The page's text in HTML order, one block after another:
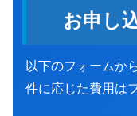
お申し
以下のフォームか
件に応じた費用は